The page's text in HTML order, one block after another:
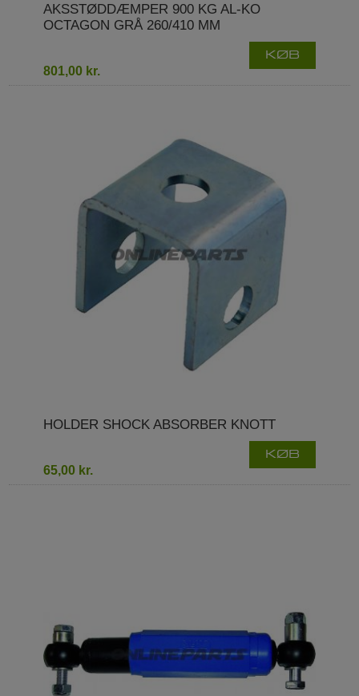
AKSSTØDDÆMPER 900 KG AL-KO
OCTAGON GRÅ 260/410 MM
801,00 kr.
KØB
HOLDER SHOCK ABSORBER KNOTT
65,00 kr.
KØB